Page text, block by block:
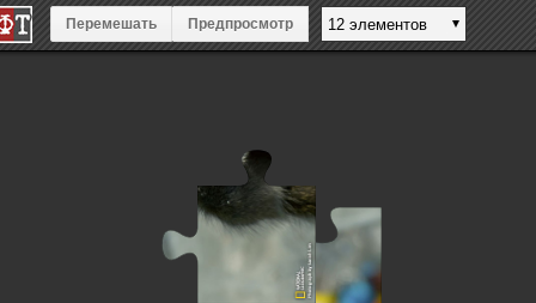
Перемешать Предпросмотр